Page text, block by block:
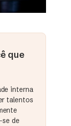
que
interna
talentos
de